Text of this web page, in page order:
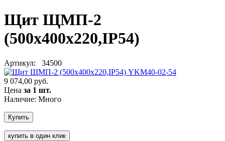
Щит ЩМП-2
(500х400х220,IP54)
Артикул: 34500
9 074,00 руб.
Цена за 1 шт.
Наличие: Много
купить в один клик